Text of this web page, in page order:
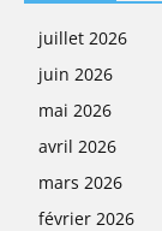
juillet 2026
juin 2026
mai 2026
avril 2026
mars 2026
février 2026